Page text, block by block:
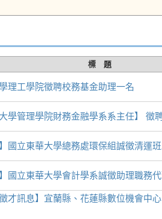
標 題
理工學院徵聘校務基金助理一名
大學管理學院財務金融學系系主任】 徵
】國立東華大學總務處環保組誠徵清運
】國立東華大學會計學系誠徵助理職務
徵才訊息】宜蘭縣、花蓮縣數位機會中